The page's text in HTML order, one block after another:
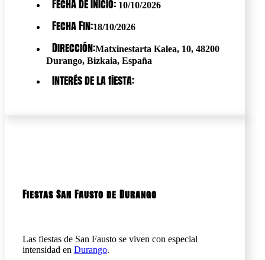
Fecha de Inicio: 10/10/2026
Fecha Fin:18/10/2026
Dirección:Matxinestarta Kalea, 10, 48200
Durango, Bizkaia, España
Interés de la fiesta:
Fiestas San Fausto de Durango
Las fiestas de San Fausto se viven con especial
intensidad en Durango.